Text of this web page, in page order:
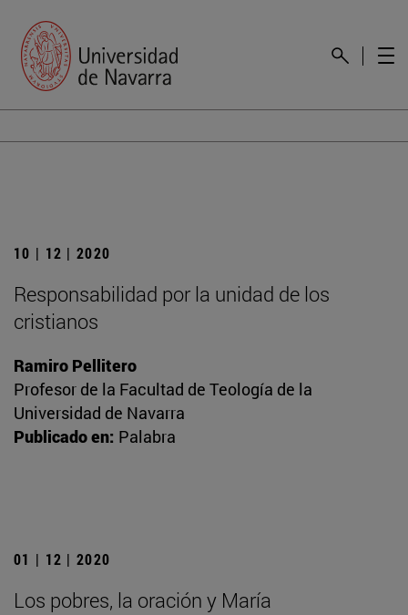
10 | 12 | 2020
Responsabilidad por la unidad de los
cristianos
Ramiro Pellitero
Profesor de la Facultad de Teología de la
Universidad de Navarra
Publicado en: Palabra
01 | 12 | 2020
Los pobres, la oración y María